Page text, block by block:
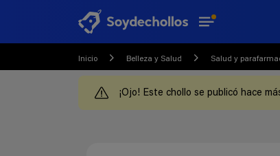
Inicio Belleza y Salud Salud y
¡Ojo! Este chollo se publicó hace